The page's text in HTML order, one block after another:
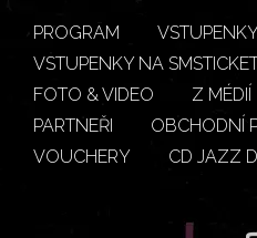
PROGRAM
VSTUPENKY NA
FOTO & VIDEO
Z MÉDIÍ
PARTNEŘI
OBCHODNÍ
VOUCHERY
CD JAZZ